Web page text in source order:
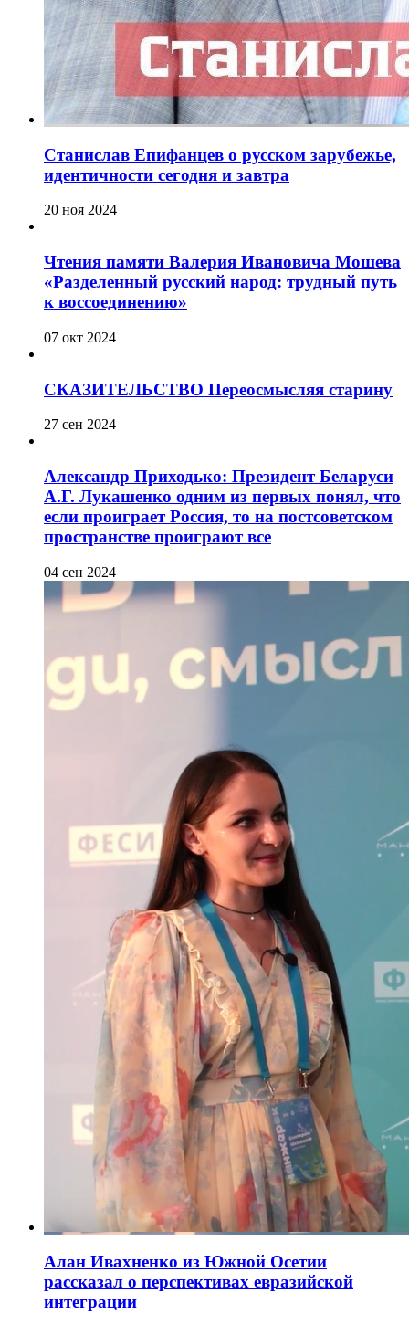
Станислав Епифанцев о русском зарубежье,
идентичности сегодня и завтра
20 ноя 2024
Чтения памяти Валерия Ивановича Мошева
«Разделенный русский народ: трудный путь
к воссоединению»
07 окт 2024
СКАЗИТЕЛЬСТВО Переосмысляя старину
27 сен 2024
Александр Приходько: Президент Беларуси
А.Г. Лукашенко одним из первых понял, что
если проиграет Россия, то на постсоветском
пространстве проиграют все
04 сен 2024
Алан Ивахненко из Южной Осетии
рассказал о перспективах евразийской
интеграции